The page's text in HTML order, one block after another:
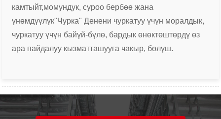
камтыйт,момундук, суроо бербөө жана
үнөмдүүлүк"Чурка" Денени чуркатуу үчүн моралдык,
чуркатуу үчүн байүй-бүлө, бардык өнөктөштөрдү өз
ара пайдалуу кызматташууга чакыр, бөлүш.